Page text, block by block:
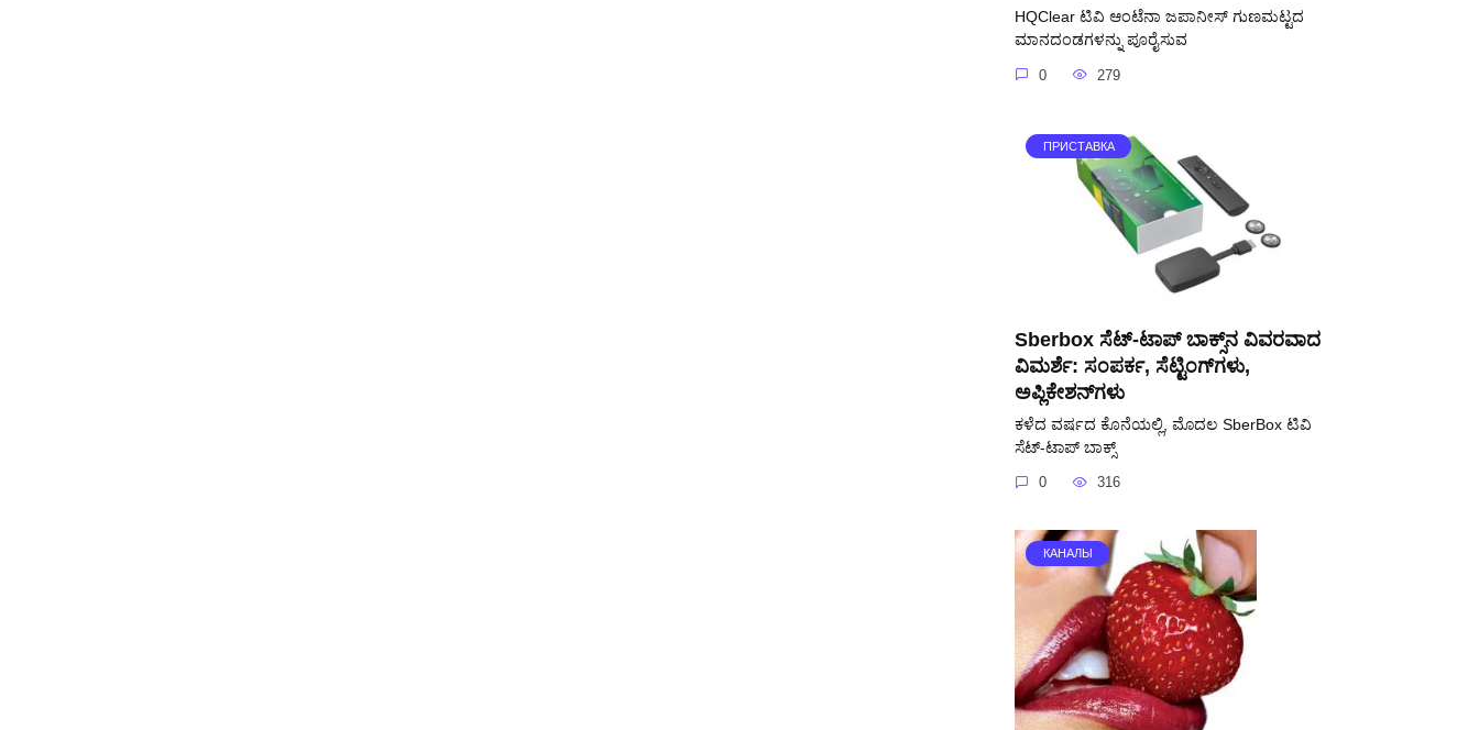
HQClear ಟಿವಿ ಆಂಟೆನಾ ಜಪಾನೀಸ್ ಗುಣಮಟ್ಟದ
ಮಾನದಂಡಗಳನ್ನು ಪೂರೈಸುವ
0 279
ПРИСТАВКА
Sberbox ಸೆಟ್-ಟಾಪ್ ಬಾಕ್ಸ್‌ನ ವಿವರವಾದ
ವಿಮರ್ಶೆ: ಸಂಪರ್ಕ, ಸೆಟ್ಟಿಂಗ್‌ಗಳು,
ಅಪ್ಲಿಕೇಶನ್‌ಗಳು
ಕಳೆದ ವರ್ಷದ ಕೊನೆಯಲ್ಲಿ, ಮೊದಲ SberBox ಟಿವಿ
ಸೆಟ್-ಟಾಪ್ ಬಾಕ್ಸ್
0 316
КАНАЛЫ